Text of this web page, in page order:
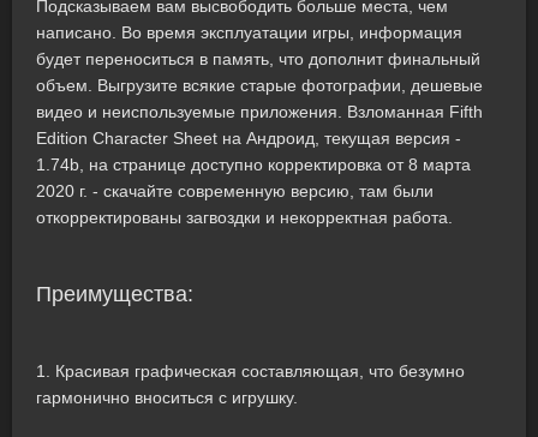
Подсказываем вам высвободить больше места, чем
написано. Во время эксплуатации игры, информация
будет переноситься в память, что дополнит финальный
объем. Выгрузите всякие старые фотографии, дешевые
видео и неиспользуемые приложения. Взломанная Fifth
Edition Character Sheet на Андроид, текущая версия -
1.74b, на странице доступно корректировка от 8 марта
2020 г. - скачайте современную версию, там были
откорректированы загвоздки и некорректная работа.
Преимущества:
1. Красивая графическая составляющая, что безумно
гармонично вноситься с игрушку.